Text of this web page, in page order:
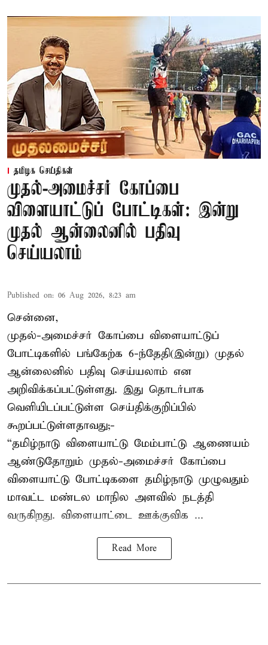
தமிழக செய்திகள்
முதல்-அமைச்சர் கோப்பை
விளையாட்டுப் போட்டிகள்: இன்று
முதல் ஆன்லைனில் பதிவு
செய்யலாம்
Published on: 06 Aug 2026, 8:23 am
சென்னை,
முதல்-அமைச்சர் கோப்பை விளையாட்டுப்
போட்டிகளில் பங்கேற்க 6-ந்தேதி(இன்று) முதல்
ஆன்லைனில் பதிவு செய்யலாம் என
அறிவிக்கப்பட்டுள்ளது. இது தொடர்பாக
வெளியிடப்பட்டுள்ள செய்திக்குறிப்பில்
கூறப்பட்டுள்ளதாவது;-
“தமிழ்நாடு விளையாட்டு மேம்பாட்டு ஆணையம்
ஆண்டுதோறும் முதல்-அமைச்சர் கோப்பை
விளையாட்டு போட்டிகளை தமிழ்நாடு முழுவதும்
மாவட்ட மண்டல மாநில அளவில் நடத்தி
வருகிறது. விளையாட்டை ஊக்குவிக ...
Read More